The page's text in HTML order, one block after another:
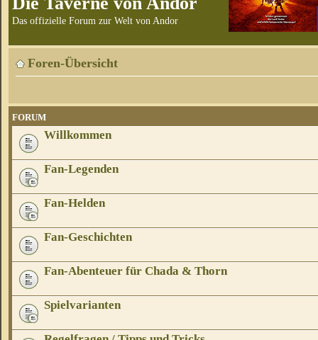
Das offizielle Forum zur Welt von Andor
Foren-Übersicht
FORUM
Willkommen
Fan-Legenden
Fan-Helden
Fan-Geschichten
Fan-Abenteuer für Chada & Thorn
Spielvarianten